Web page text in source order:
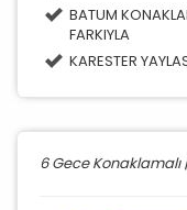
BATUM
FARKIYLA
KARESTER
6 Gece